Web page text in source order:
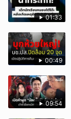
01:33
00:49
09:54